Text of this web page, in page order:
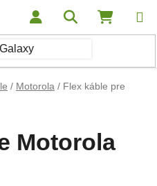
Hľadať
/ Motorola / Flex káble pre
Motorola